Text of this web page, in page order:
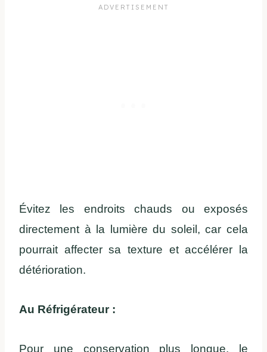
Évitez les endroits chauds ou exposés
directement à la lumière du soleil, car cela
pourrait affecter sa texture et accélérer la
détérioration.
Au Réfrigérateur :
Pour une conservation plus longue, le